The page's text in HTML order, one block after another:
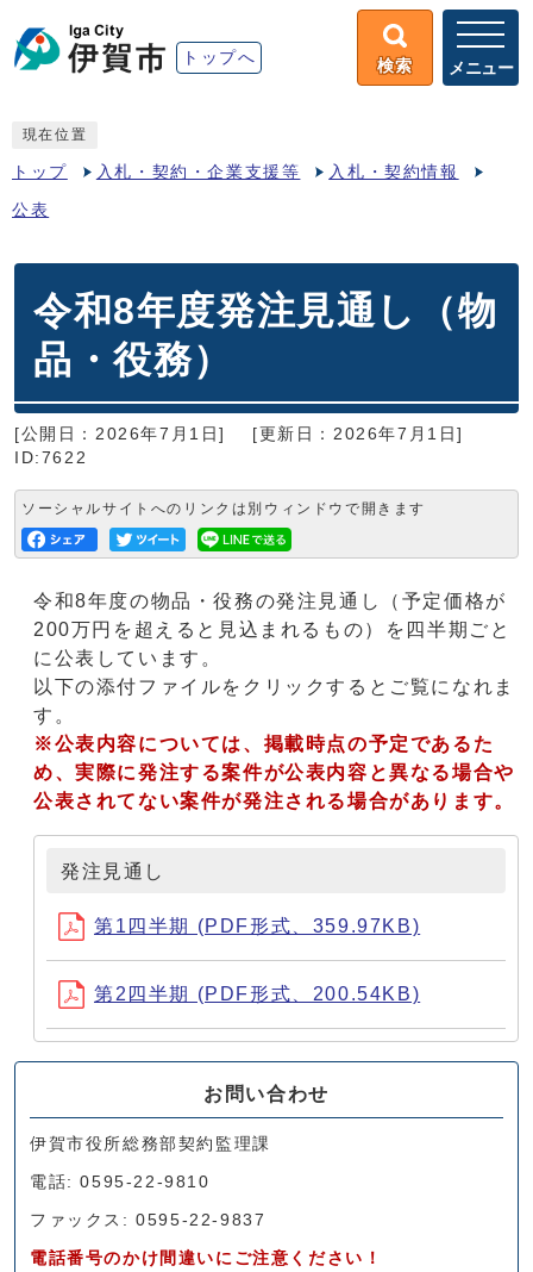
トップへ 検索 メニュー
現在位置
トップ 入札・契約・企業支援等 入札・契約情報
公表
令和8年度発注見通し（物
品・役務）
[公開日：2026年7月1日]
[更新日：2026年7月1日]
ID:7622
ソーシャルサイトへのリンクは別ウィンドウで開きます
令和8年度の物品・役務の発注見通し（予定価格が
200万円を超えると見込まれるもの）を四半期ごと
に公表しています。
以下の添付ファイルをクリックするとご覧になれま
す。
※公表内容については、掲載時点の予定であるた
め、実際に発注する案件が公表内容と異なる場合や
公表されてない案件が発注される場合があります。
発注見通し
第1四半期 (PDF形式、359.97KB)
第2四半期 (PDF形式、200.54KB)
お問い合わせ
伊賀市役所総務部契約監理課
電話: 0595-22-9810
ファックス: 0595-22-9837
電話番号のかけ間違いにご注意ください！